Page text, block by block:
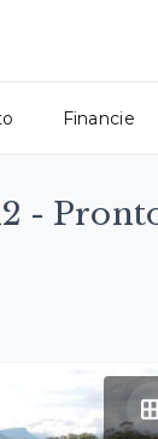
Financie
-